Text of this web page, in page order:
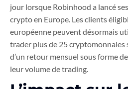
jour lorsque Robinhood a lancé
crypto en Europe. Les clients
européenne peuvent désormais
trader plus de 25 cryptomonnaies
d’un retour mensuel sous forme
leur volume de trading.